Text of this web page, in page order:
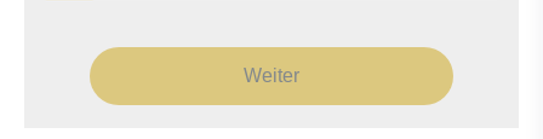
Weiter